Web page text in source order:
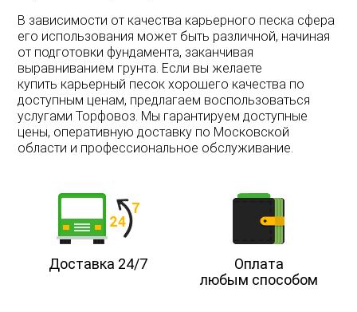
В зависимости от качества карьерного песка сфера
его использования может быть различной, начиная
от подготовки фундамента, заканчивая
выравниванием грунта. Если вы желаете
купить карьерный песок хорошего качества по
доступным ценам, предлагаем воспользоваться
услугами Торфовоз. Мы гарантируем доступные
цены, оперативную доставку по Московской
области и профессиональное обслуживание.
Доставка 24/7
Оплата
любым способом